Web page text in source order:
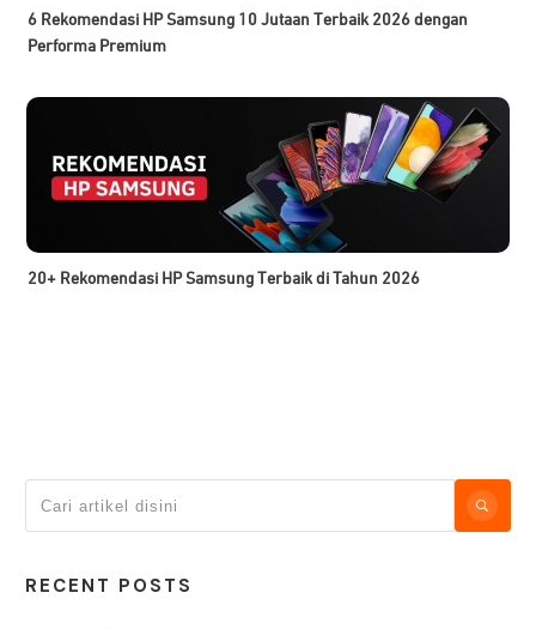
6 Rekomendasi HP Samsung 10 Jutaan Terbaik 2026 dengan
Performa Premium
20+ Rekomendasi HP Samsung Terbaik di Tahun 2026
RECENT POSTS